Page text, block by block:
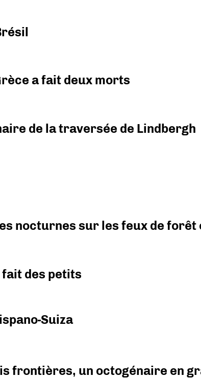
a fait deux morts
de la traversée de Lindbergh
nocturnes sur les feux de forêt
fait des petits
Suiza
frontières, un octogénaire en